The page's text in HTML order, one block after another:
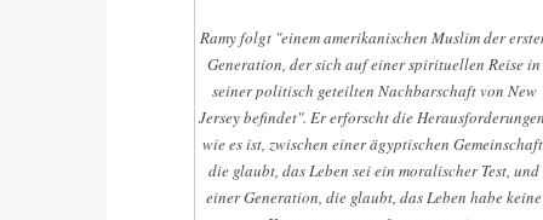
Ramy folgt "einem amerikanischen Muslim der
Generation, der sich auf einer spirituellen Reise in
seiner politisch geteilten Nachbarschaft von New
Jersey befindet". Er erforscht die
wie es ist, zwischen einer ägyptischen
die glaubt, das Leben sei ein moralischer Test, und
einer Generation, die glaubt, das Leben habe keine